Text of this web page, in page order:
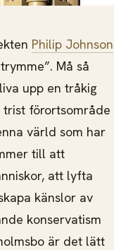
Philip Johnson
Må så
upp en tråkig
förortsområde
värld som har
till att
att lyfta
känslor av
konservatism
är det lätt